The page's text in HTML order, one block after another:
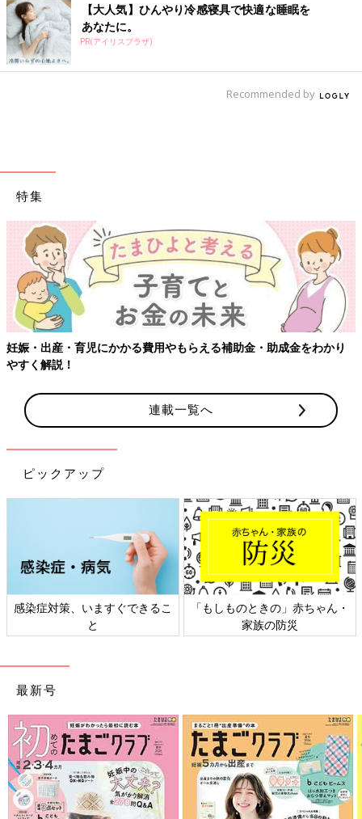
【大人気】ひんやり冷感寝具で快適な睡眠を
あなたに。
PR(アイリスプラザ)
Recommended by
特集
・育児にかかる費用やもらえる補助金・助成金をわかり
！
【ワク
連載一覧へ
ピックアップ
対策、いますぐできるこ
「もしものときの」赤ちゃん・
家族の防災
日本
最新号